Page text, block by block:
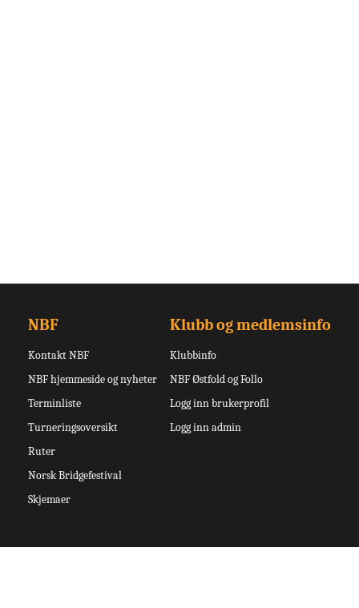
NBF
Kontakt NBF
NBF hjemmeside og nyheter
Terminliste
Turneringsoversikt
Ruter
Norsk Bridgefestival
Skjemaer
Klubb og medlemsinfo
Klubbinfo
NBF Østfold og Follo
Logg inn brukerprofil
Logg inn admin